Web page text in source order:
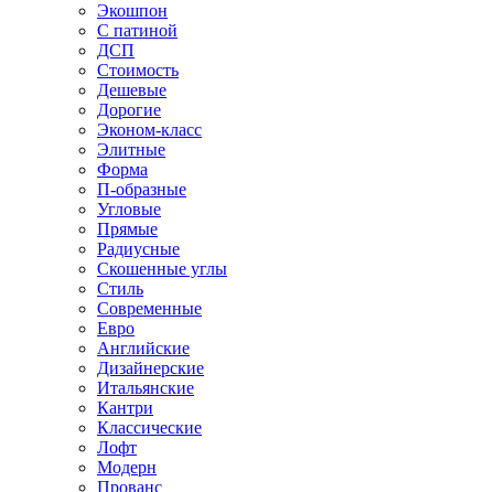
Экошпон
С патиной
ДСП
Стоимость
Дешевые
Дорогие
Эконом-класс
Элитные
Форма
П-образные
Угловые
Прямые
Радиусные
Скошенные углы
Стиль
Современные
Евро
Английские
Дизайнерские
Итальянские
Кантри
Классические
Лофт
Модерн
Прованс